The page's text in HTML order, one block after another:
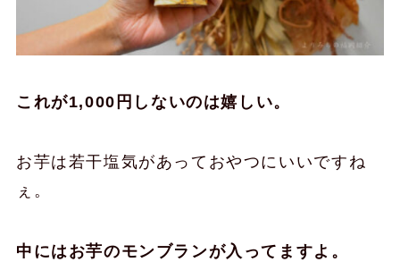
これが1,000円しないのは嬉しい。
お芋は若干塩気があっておやつにいいですね
ぇ。
中にはお芋のモンブランが入ってますよ。